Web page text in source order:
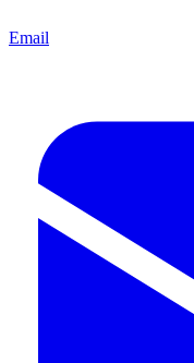
Email